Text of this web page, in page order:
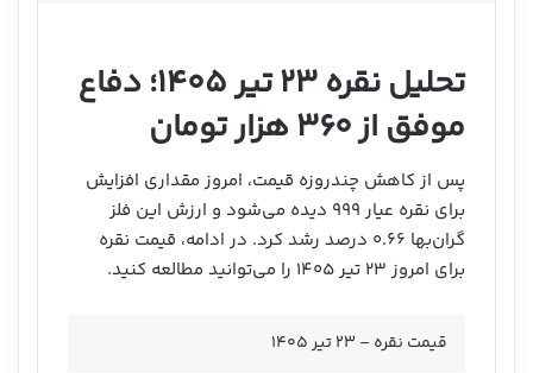
تحلیل نقره ۲۳ تیر ۱۴۰۵؛ دفاع
موفق از ۳۶۰ هزار تومان
پس از کاهش چندروزه قیمت، امروز مقداری افزایش
برای نقره عیار ۹۹۹ دیده می‌شود و ارزش این فلز
گران‌بها ۰.۶۶ درصد رشد کرد. در ادامه، قیمت نقره
برای امروز ۲۳ تیر ۱۴۰۵ را می‌توانید مطالعه کنید.
قیمت نقره – ۲۳ تیر ۱۴۰۵